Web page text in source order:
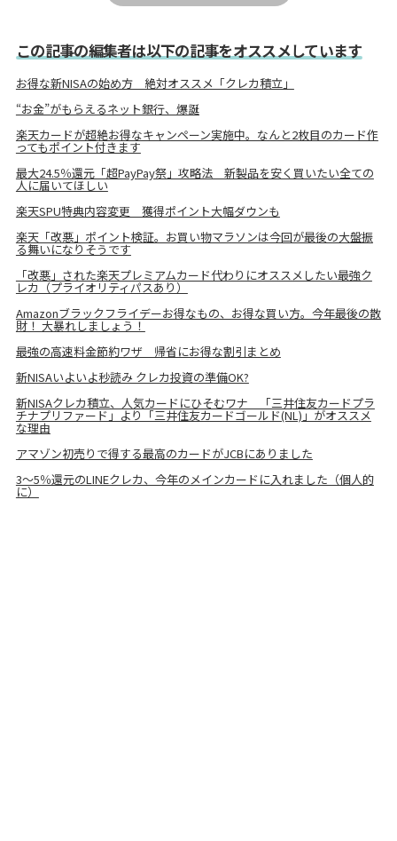
この記事の編集者は以下の記事をオススメしています
お得な新NISAの始め方 絶対オススメ「クレカ積立」
“お金”がもらえるネット銀行、爆誕
楽天カードが超絶お得なキャンペーン実施中。なんと2枚目のカード作
ってもポイント付きます
最大24.5％還元「超PayPay祭」攻略法 新製品を安く買いたい全ての
人に届いてほしい
楽天SPU特典内容変更 獲得ポイント大幅ダウンも
楽天「改悪」ポイント検証。お買い物マラソンは今回が最後の大盤振
る舞いになりそうです
「改悪」された楽天プレミアムカード代わりにオススメしたい最強ク
レカ（プライオリティパスあり）
Amazonブラックフライデーお得なもの、お得な買い方。今年最後の散
財！ 大暴れしましょう！
最強の高速料金節約ワザ 帰省にお得な割引まとめ
新NISAいよいよ秒読み クレカ投資の準備OK?
新NISAクレカ積立、人気カードにひそむワナ 「三井住友カードプラ
チナプリファード」より「三井住友カードゴールド(NL)」がオススメ
な理由
アマゾン初売りで得する最高のカードがJCBにありました
3〜5％還元のLINEクレカ、今年のメインカードに入れました（個人的
に）